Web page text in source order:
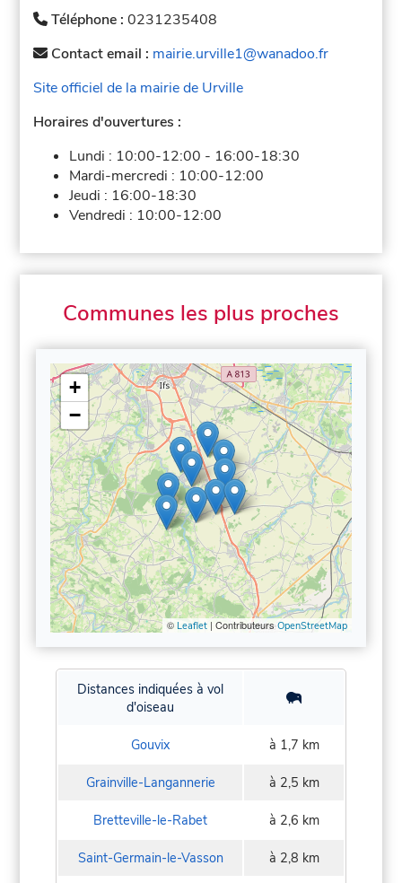
Téléphone :0231235408
Contact email : mairie.urville1@wanadoo.fr
Site officiel de la mairie de Urville
Horaires d'ouvertures :
Lundi : 10:00-12:00 - 16:00-18:30
Mardi-mercredi : 10:00-12:00
Jeudi : 16:00-18:30
Vendredi : 10:00-12:00
Communes les plus proches
+
−
© Leaflet| ContributeursOpenStreetMap
Distances indiquées à vol
d'oiseau
Gouvix à 1,7 km
Grainville-Langannerie à 2,5 km
Bretteville-le-Rabet à 2,6 km
Saint-Germain-le-Vasson à 2,8 km